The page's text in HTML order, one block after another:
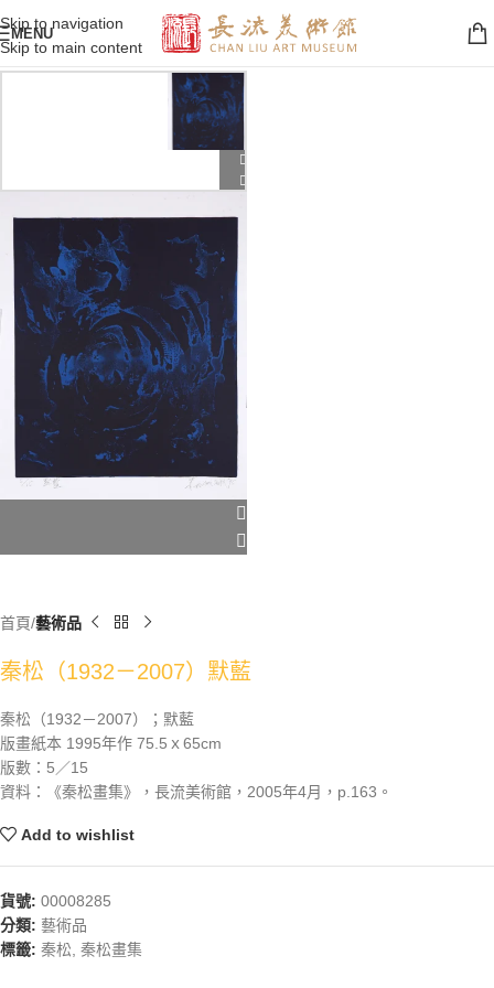
Skip to navigation
Skip to main content
MENU
首頁 藝術品
秦松（1932－2007）默藍
秦松（1932－2007）；默藍
版畫紙本 1995年作 75.5ｘ65cm
版數：5／15
資料：《秦松畫集》，長流美術館，2005年4月，p.163。
Add to wishlist
貨號: 00008285
分類: 藝術品
標籤: 秦松 秦松畫集